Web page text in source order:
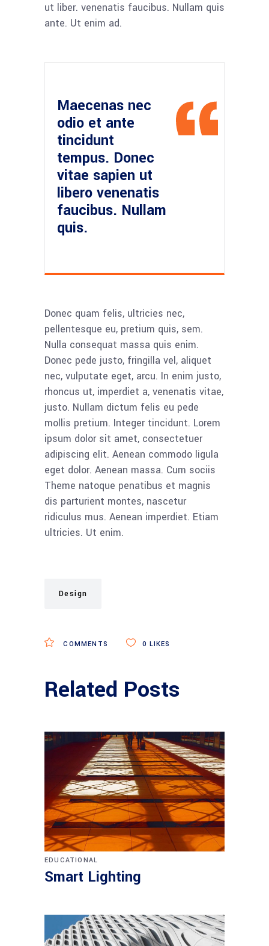
ut liber. venenatis faucibus. Nullam quis
ante. Ut enim ad.
Maecenas nec
odio et ante
tincidunt
tempus. Donec
vitae sapien ut
libero venenatis
faucibus. Nullam
quis.
Donec quam felis, ultricies nec,
pellentesque eu, pretium quis, sem.
Nulla consequat massa quis enim.
Donec pede justo, fringilla vel, aliquet
nec, vulputate eget, arcu. In enim justo,
rhoncus ut, imperdiet a, venenatis vitae,
justo. Nullam dictum felis eu pede
mollis pretium. Integer tincidunt. Lorem
ipsum dolor sit amet, consectetuer
adipiscing elit. Aenean commodo ligula
eget dolor. Aenean massa. Cum sociis
Theme natoque penatibus et magnis
dis parturient montes, nascetur
ridiculus mus. Aenean imperdiet. Etiam
ultricies. Ut enim.
Design
COMMENTS 0 LIKES
Related Posts
EDUCATIONAL
Smart Lighting